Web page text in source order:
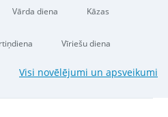
Vārda diena Kāzas
Vīriešu diena
Visi novēlējumi un apsveikumi